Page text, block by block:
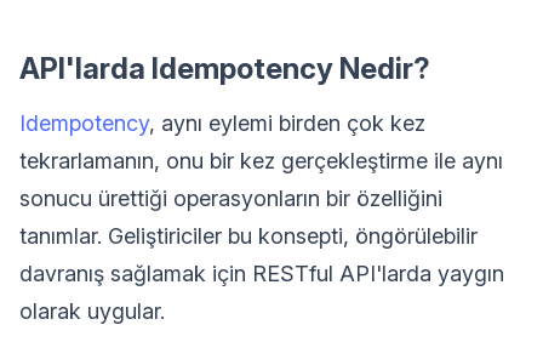
API'larda Idempotency Nedir?
Idempotency, aynı eylemi birden çok kez
tekrarlamanın, onu bir kez gerçekleştirme ile aynı
sonucu ürettiği operasyonların bir özelliğini
tanımlar. Geliştiriciler bu konsepti, öngörülebilir
davranış sağlamak için RESTful API'larda yaygın
olarak uygular.